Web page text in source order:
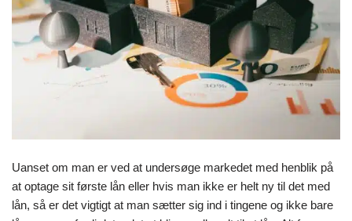
Uanset om man er ved at undersøge markedet med henblik på
at optage sit første lån eller hvis man ikke er helt ny til det med
lån, så er det vigtigt at man sætter sig ind i tingene og ikke bare